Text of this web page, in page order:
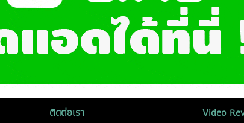
ติดต่อเรา Video